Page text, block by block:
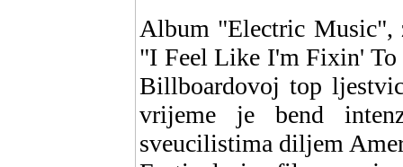
Album "Electric Music",
"I Feel Like I'm Fixin' To
Billboardovoj top
vrijeme je bend
sveucilistima diljem